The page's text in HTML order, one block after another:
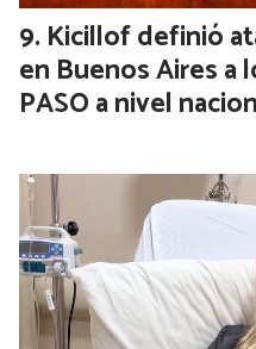
Kicillof definió
en Buenos Aires a
PASO a nivel